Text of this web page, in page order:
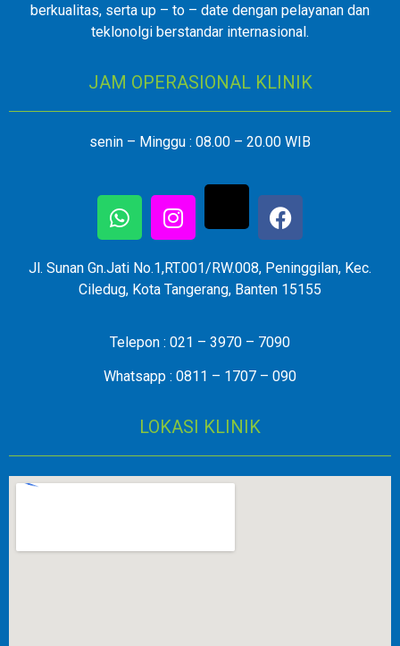
berkualitas, serta up – to – date dengan pelayanan dan
teklonolgi berstandar internasional.
JAM OPERASIONAL KLINIK
senin – Minggu : 08.00 – 20.00 WIB
Jl. Sunan Gn.Jati No.1,RT.001/RW.008, Peninggilan, Kec.
Ciledug, Kota Tangerang, Banten 15155
Telepon : 021 – 3970 – 7090
Whatsapp : 0811 – 1707 – 090
LOKASI KLINIK